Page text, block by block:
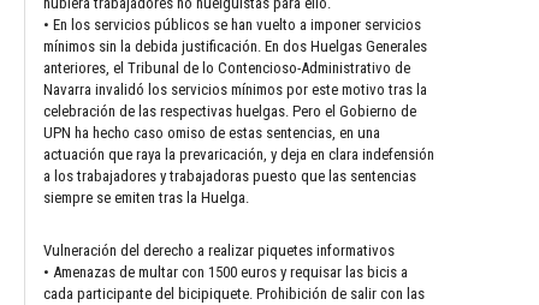
• En los servicios públicos se han vuelto a imponer servicios
mínimos sin la debida justificación. En dos Huelgas Generales
anteriores, el Tribunal de lo Contencioso-Administrativo de
Navarra invalidó los servicios mínimos por este motivo tras la
celebración de las respectivas huelgas. Pero el Gobierno de
UPN ha hecho caso omiso de estas sentencias, en una
actuación que raya la prevaricación, y deja en clara indefensión
a los trabajadores y trabajadoras puesto que las sentencias
siempre se emiten tras la Huelga.
Vulneración del derecho a realizar piquetes informativos
• Amenazas de multar con 1500 euros y requisar las bicis a
cada participante del bicipiquete. Prohibición de salir con las